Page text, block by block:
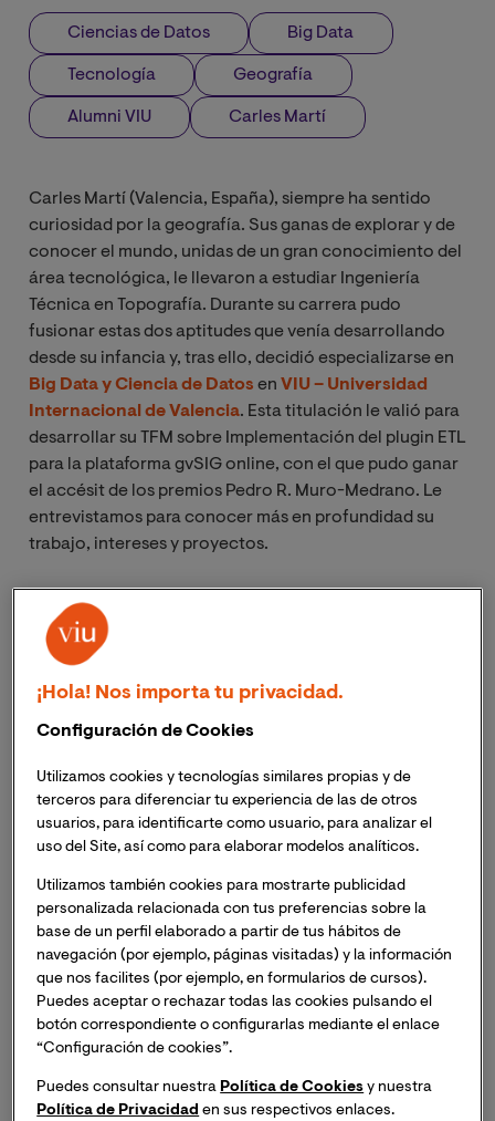
Ciencias de Datos Big Data
Tecnología Geografía
Alumni VIU Carles Martí
Carles Martí (Valencia, España), siempre ha sentido
curiosidad por la geografía. Sus ganas de explorar y de
conocer el mundo, unidas de un gran conocimiento del
área tecnológica, le llevaron a estudiar Ingeniería
Técnica en Topografía. Durante su carrera pudo
fusionar estas dos aptitudes que venía desarrollando
desde su infancia y, tras ello, decidió especializarse en
Big Data y Ciencia de Datos en VIU – Universidad
Internacional de Valencia. Esta titulación le valió para
desarrollar su TFM sobre Implementación del plugin ETL
para la plataforma gvSIG online, con el que pudo ganar
el accésit de los premios Pedro R. Muro-Medrano. Le
entrevistamos para conocer más en profundidad su
trabajo, intereses y proyectos.
¿Nos puedes contar un poco sobre ti?
Nací en Valencia. En mi casa no había demasiada
costumbre en realizar grandes viajes. Supongo que por
mundo. Desde bien pequeño solía sumergirme horas y
Esto hizo que me interesara mucho por la geografía y
las ciencias de la Tierra.
Todo esto sumado a que tenía unas buenas aptitudes
en materias propias del ámbito tecnológico, hizo que al
elegir qué estudiar me decantase por la Ingeniería
Técnica en Topografía para continuar con el segundo
ciclo de Ingeniería en Geodesia y Cartografía.
Titulaciones que combinaban la tecnología con la
Con el cambio de las titulaciones y el nuevo plan de
¡Hola! Nos importa tu privacidad.
Configuración de Cookies
Utilizamos cookies y tecnologías similares propias y de
terceros para diferenciar tu experiencia de las de otros
usuarios, para identificarte como usuario, para analizar el
uso del Site, así como para elaborar modelos analíticos.
Utilizamos también cookies para mostrarte publicidad
personalizada relacionada con tus preferencias sobre la
base de un perfil elaborado a partir de tus hábitos de
navegación (por ejemplo, páginas visitadas) y la información
que nos facilites (por ejemplo, en formularios de cursos).
Puedes aceptar o rechazar todas las cookies pulsando el
botón correspondiente o configurarlas mediante el enlace
“Configuración de cookies”.
Puedes consultar nuestra Política de Cookies y nuestra
Política de Privacidad en sus respectivos enlaces.